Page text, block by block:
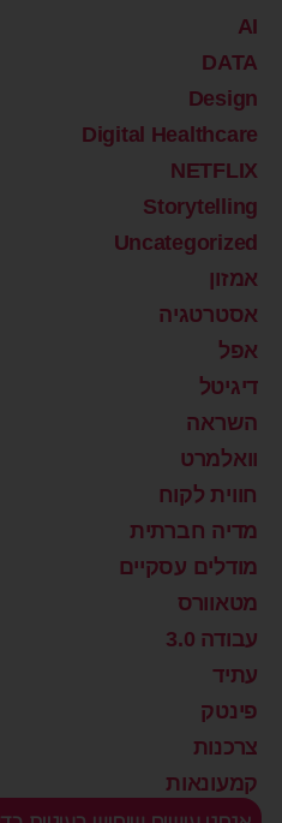
AI
DATA
Design
Digital Healthcare
NETFLIX
Storytelling
Uncategorized
אמזון
אסטרטגיה
אפל
דיגיטל
השראה
וואלמרט
חווית לקוח
מדיה חברתית
מודלים עסקיים
מטאוורס
עבודה 3.0
עתיד
פינטק
צרכנות
קמעונאות